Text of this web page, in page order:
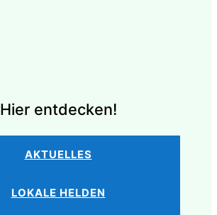
Hier entdecken!
AKTUELLES
LOKALE HELDEN